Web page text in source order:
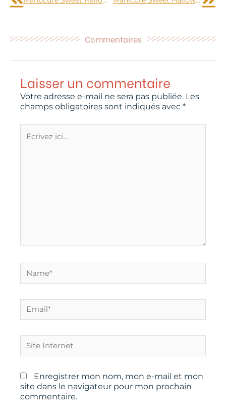
Commentaires
Laisser un commentaire
Votre adresse e-mail ne sera pas publiée. Les
champs obligatoires sont indiqués avec *
ici…
Internet
Enregistrer mon nom, mon e-mail et mon
site dans le navigateur pour mon prochain
commentaire.